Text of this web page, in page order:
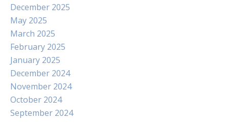
December 2025
May 2025
March 2025
February 2025
January 2025
December 2024
November 2024
October 2024
September 2024